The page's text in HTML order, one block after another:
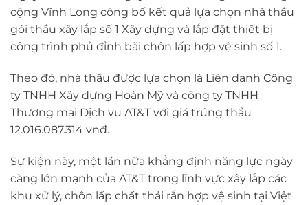
cộng Vĩnh Long công bố kết quả lựa chọn nhà thầu
gói thầu xây lắp số 1 Xây dựng và lắp đặt thiết bị
công trình phủ đỉnh bãi chôn lấp hợp vệ sinh số 1.
Theo đó, nhà thầu được lựa chọn là Liên danh Công
ty TNHH Xây dựng Hoàn Mỹ và công ty TNHH
Thương mại Dịch vụ AT&T với giá trúng thầu
12.016.087.314 vnđ.
Sự kiện này, một lần nữa khẳng định năng lực ngày
càng lớn mạnh của AT&T trong lĩnh vực xây lắp các
khu xử lý, chôn lấp chất thải rắn hợp vệ sinh tại Việt